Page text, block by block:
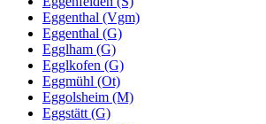
Eggenthal (Vgm)
Eggenthal (G)
Egglham (G)
Egglkofen (G)
Eggmühl (Ot)
Eggolsheim (M)
Eggstätt (G)